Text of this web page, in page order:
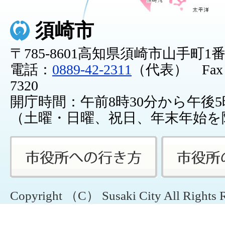
須崎市
〒785-8601高知県須崎市山手町1
電話： 0889-42-2311
（代表） Fax
7320
開庁時間：午前8時30分から午後
（土曜・日曜、祝日、年末年始
Copyright （C） Susaki City All Rights